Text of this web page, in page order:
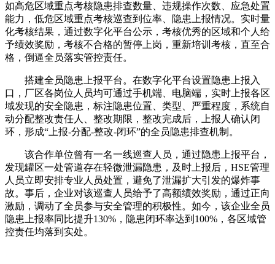
如高危区域重点考核隐患排查数量、违规操作次数、应急处置
能力，低危区域重点考核巡查到位率、隐患上报情况。实时量
化考核结果，通过数字化平台公示，考核优秀的区域和个人给
予绩效奖励，考核不合格的暂停上岗，重新培训考核，直至合
格，倒逼全员落实管控责任。
搭建全员隐患上报平台。在数字化平台设置隐患上报入
口，厂区各岗位人员均可通过手机端、电脑端，实时上报各区
域发现的安全隐患，标注隐患位置、类型、严重程度，系统自
动分配整改责任人、整改期限，整改完成后，上报人确认闭
环，形成“上报-分配-整改-闭环”的全员隐患排查机制。
该合作单位曾有一名一线巡查人员，通过隐患上报平台，
发现罐区一处管道存在轻微泄漏隐患，及时上报后，HSE管理
人员立即安排专业人员处置，避免了泄漏扩大引发的爆炸事
故。事后，企业对该巡查人员给予了高额绩效奖励，通过正向
激励，调动了全员参与安全管理的积极性。如今，该企业全员
隐患上报率同比提升130%，隐患闭环率达到100%，各区域管
控责任均落到实处。